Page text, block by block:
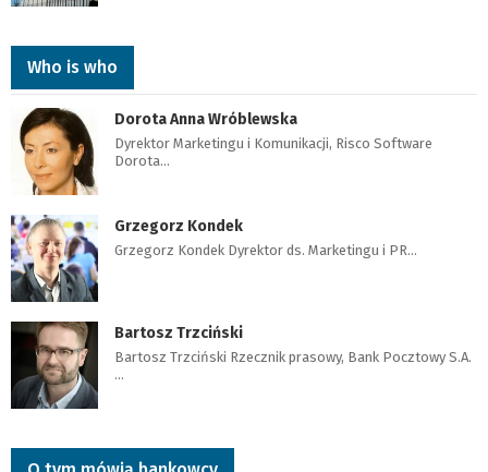
Who is who
Dorota Anna Wróblewska
Dyrektor Marketingu i Komunikacji, Risco Software
Dorota…
Grzegorz Kondek
Grzegorz Kondek Dyrektor ds. Marketingu i PR…
Bartosz Trzciński
Bartosz Trzciński Rzecznik prasowy, Bank Pocztowy S.A.
…